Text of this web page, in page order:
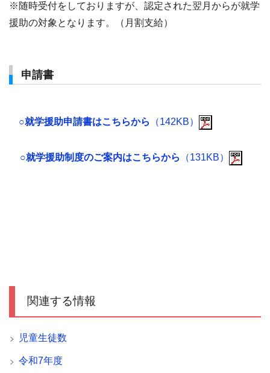
※随時受付をしておりますが、認定された翌月からが就学
援助の対象となります。（月割支給）
申請書
○就学援助申請書はこちらから （142KB）
○就学援助制度のご案内はこちらから （131KB）
関連する情報
児童生徒数
令和7年度